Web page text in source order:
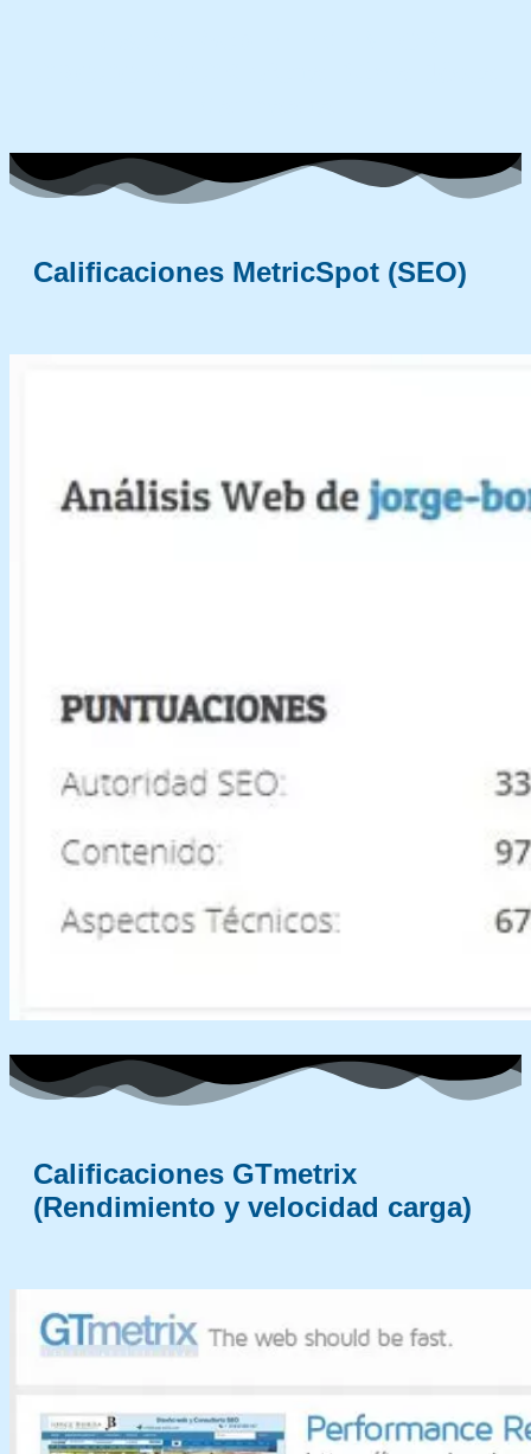
Calificaciones MetricSpot (SEO)
Calificaciones GTmetrix
(Rendimiento y velocidad carga)